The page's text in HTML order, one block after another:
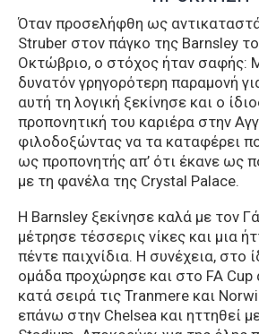
Όταν προσελήφθη ως
Struber στον πάγκο της Barnsley
Οκτώβριο, ο στόχος ήταν σαφής:
δυνατόν γρηγορότερη παραμονή
αυτή τη λογική ξεκίνησε και ο
προπονητική του καριέρα στην
φιλοδοξώντας να τα καταφέρει
ως προπονητής απ’ ότι έκανε ως
με τη φανέλα της Crystal Palace.
Η Barnsley ξεκίνησε καλά με τον
μέτρησε τέσσερις νίκες και μια
πέντε παιχνίδια. Η συνέχεια, στο
ομάδα προχώρησε και στο FA Cup
κατά σειρά τις Tranmere και
επάνω στην Chelsea και ηττηθεί